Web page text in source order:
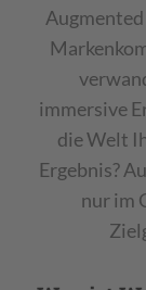
immersive
die Welt
Ergebnis?
nur im